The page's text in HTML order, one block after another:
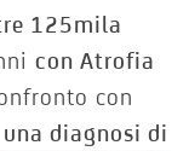
125mila
con Atrofia
con
diagnosi di